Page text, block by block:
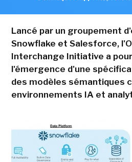
Lancé par un groupement
Snowflake et Salesforce,
Interchange Initiative a
l'émergence d'une
des modèles sémantiques
environnements IA et